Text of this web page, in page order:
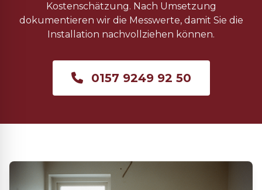
Kostenschätzung. Nach Umsetzung
dokumentieren wir die Messwerte, damit Sie die
Installation nachvollziehen können.
0157 9249 92 50